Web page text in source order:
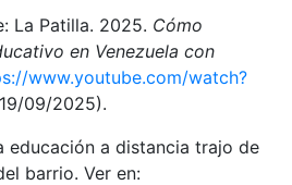
La Patilla. 2025. Cómo
en Venezuela con
www.youtube.com/watch?
09/2025).
educación a distancia trajo de
barrio. Ver en: